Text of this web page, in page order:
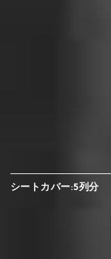
シートカバー:5列分